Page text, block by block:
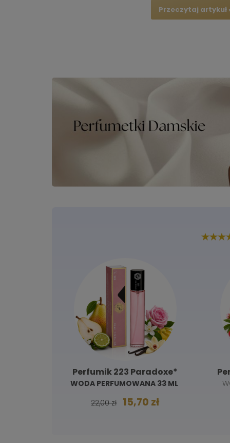
Przeczytaj artykuł
Perfumik 223 Paradoxe*
WODA PERFUMOWANA 33 ML
22,00 zł
15,70 zł